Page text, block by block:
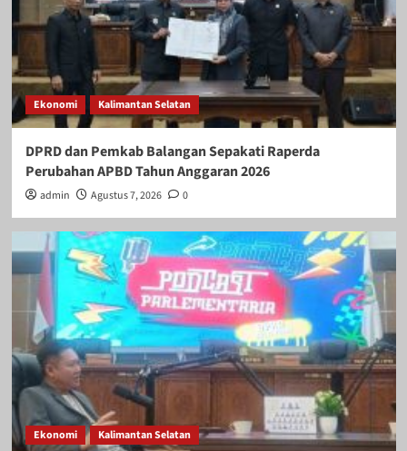
Ekonomi Kalimantan Selatan
DPRD dan Pemkab Balangan Sepakati Raperda
Perubahan APBD Tahun Anggaran 2026
admin Agustus 7, 2026 0
Ekonomi Kalimantan Selatan